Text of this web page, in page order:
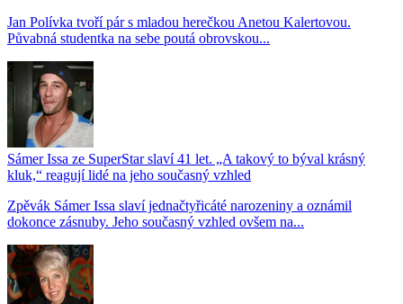
Jan Polívka tvoří pár s mladou herečkou Anetou Kalertovou.
Půvabná studentka na sebe poutá obrovskou...
Sámer Issa ze SuperStar slaví 41 let. „A takový to býval krásný
kluk,“ reagují lidé na jeho současný vzhled
Zpěvák Sámer Issa slaví jednačtyřicáté narozeniny a oznámil
dokonce zásnuby. Jeho současný vzhled ovšem na...